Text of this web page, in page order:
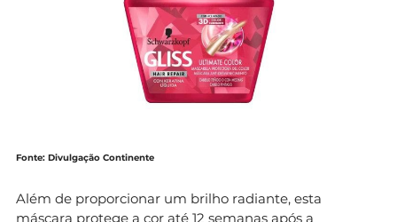
Fonte: Divulgação Continente
Além de proporcionar um brilho radiante, esta
máscara protege a cor até 12 semanas após a